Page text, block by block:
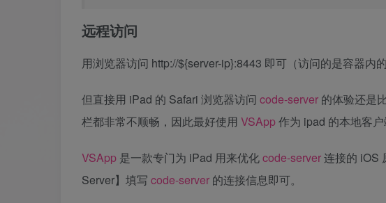
远程访问
用浏览器访问 http://${server-ip}:8443 即可（访问的是容器内的
但直接用 iPad 的 Safari 浏览器访问 code-server 的体验还是
栏都非常不顺畅，因此最好使用 VSApp作为 ipad 的本地客
VSApp 是一款专门为 iPad 用来优化code-server连接的 iOS
Server】填写 code-server 的连接信息即可。